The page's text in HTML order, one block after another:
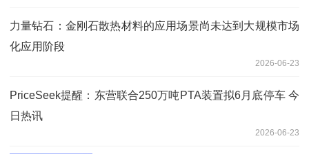
力量钻石：金刚石散热材料的应用场景尚未达到大规模市场
化应用阶段
2026-06-23
PriceSeek提醒：东营联合250万吨PTA装置拟6月底停车 今
日热讯
2026-06-23